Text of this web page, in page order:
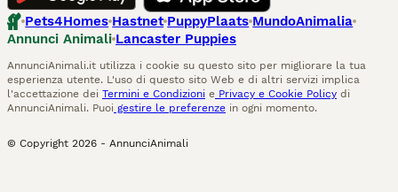
Pets4Homes Hastnet PuppyPlaats MundoAnimalia
Annunci Animali Lancaster Puppies
AnnunciAnimali.it utilizza i cookie su questo sito per migliorare la tua
esperienza utente. L'uso di questo sito Web e di altri servizi implica
l'accettazione dei Termini e Condizioni e Privacy e Cookie Policy di
AnnunciAnimali. Puoi gestire le preferenze in ogni momento.
© Copyright 2026 - AnnunciAnimali